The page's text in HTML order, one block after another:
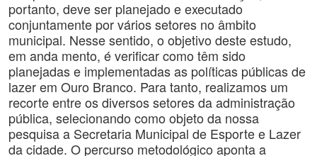
portanto, deve ser planejado e executado
conjuntamente por vários setores no âmbito
municipal. Nesse sentido, o objetivo deste estudo,
em anda mento, é verificar como têm sido
planejadas e implementadas as políticas públicas de
lazer em Ouro Branco. Para tanto, realizamos um
recorte entre os diversos setores da administração
pública, selecionando como objeto da nossa
pesquisa a Secretaria Municipal de Esporte e Lazer
da cidade. O percurso metodológico aponta a